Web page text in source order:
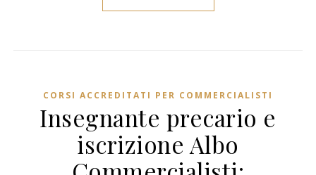
CORSI ACCREDITATI PER COMMERCIALISTI
Insegnante precario e
iscrizione Albo